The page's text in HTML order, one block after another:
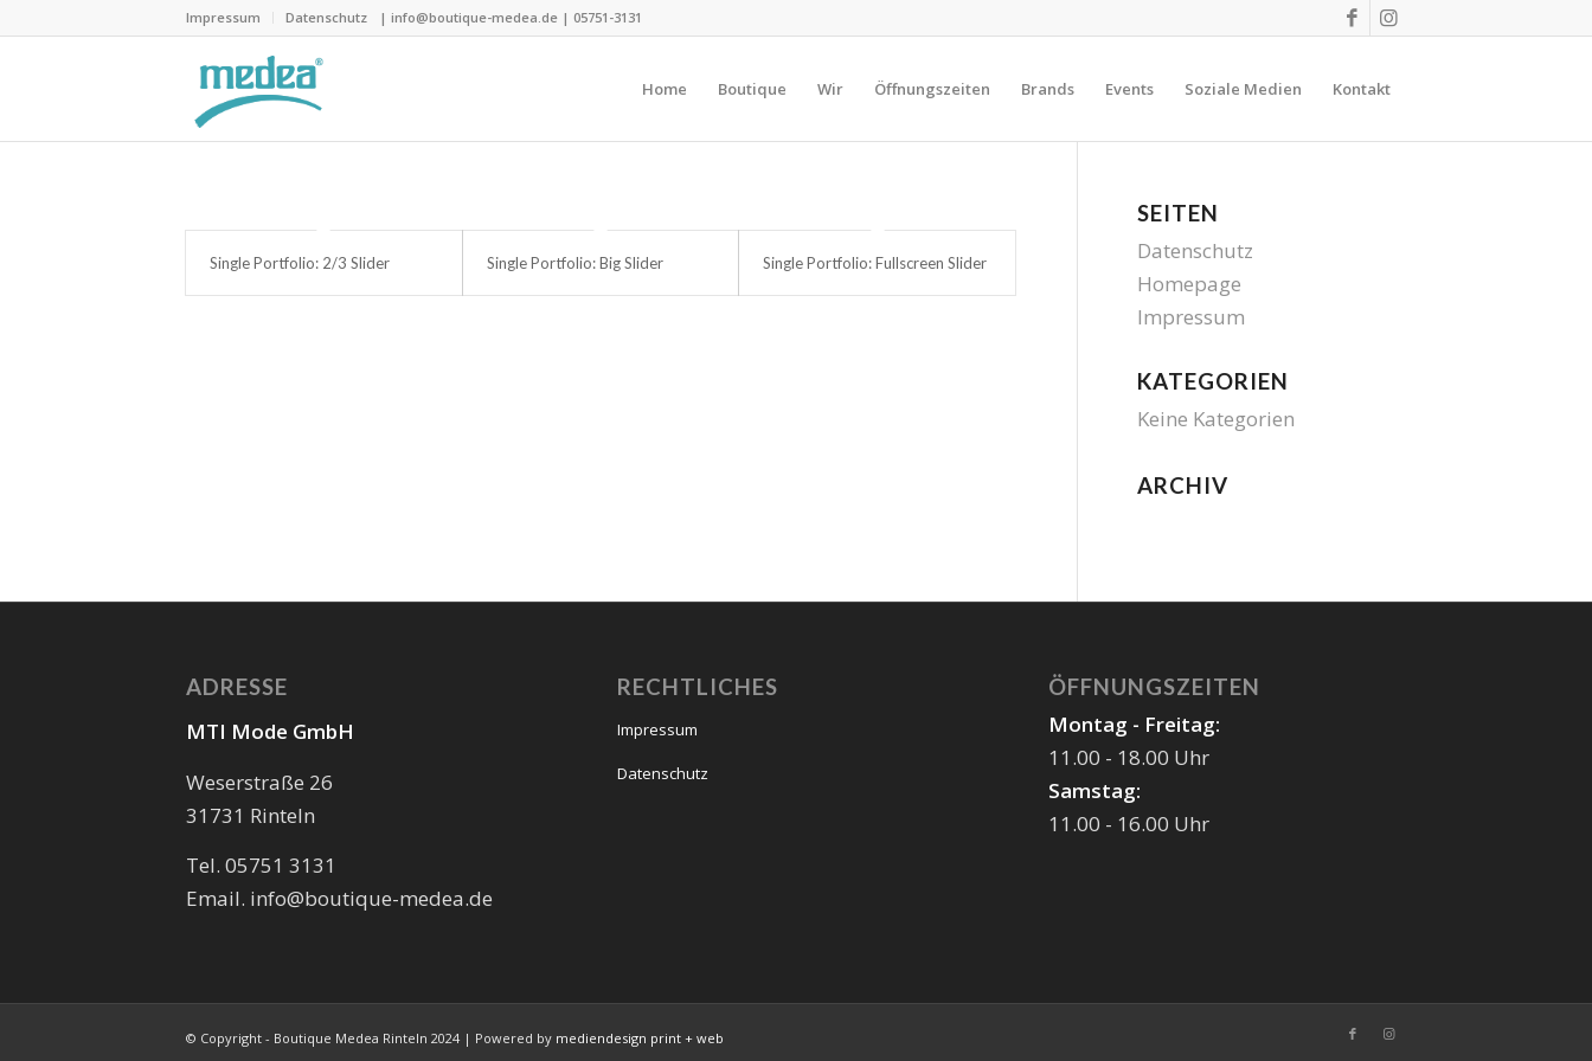
Impressum Datenschutz | info@boutique-medea.de | 05751-3131
Home Boutique Wir Öffnungszeiten Brands Events Soziale Medien Kontakt
Single Portfolio: 2/3 Slider Single Portfolio: Big Slider Single Portfolio: Fullscreen Slider
SEITEN
Datenschutz
Homepage
Impressum
KATEGORIEN
Keine Kategorien
ARCHIV
ADRESSE
MTI Mode GmbH
Weserstraße 26
31731 Rinteln
Tel. 05751 3131
Email. info@boutique-medea.de
RECHTLICHES
Impressum
Datenschutz
ÖFFNUNGSZEITEN
Montag - Freitag:
11.00 - 18.00 Uhr
Samstag:
11.00 - 16.00 Uhr
© Copyright - Boutique Medea Rinteln 2024 | Powered by mediendesign print + web